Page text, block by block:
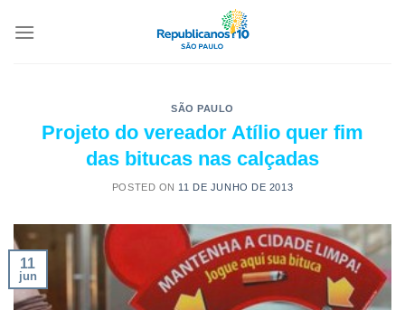
SÃO PAULO
Projeto do vereador Atílio quer fim
das bitucas nas calçadas
POSTED ON 11 DE JUNHO DE 2013
11
jun